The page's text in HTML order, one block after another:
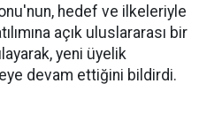
hedef ve ilkeleriyle
açık uluslararası bir
yeni üyelik
devam ettiğini bildirdi.